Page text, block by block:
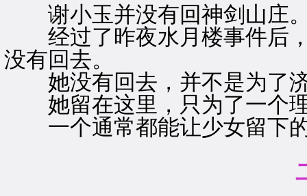
谢小玉并没有回神剑山庄
经过了昨夜水月楼事件后，
没有回去。
她没有回去，并不是为了济
她留在这里，只为了一个
一个通常都能让少女留下